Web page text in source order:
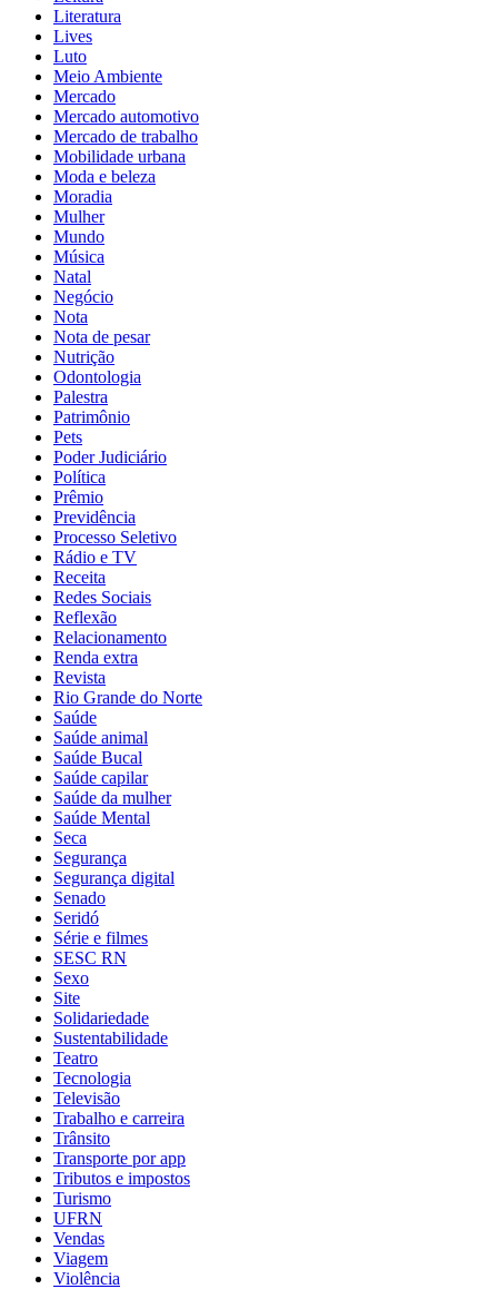
Literatura
Lives
Luto
Meio Ambiente
Mercado
Mercado automotivo
Mercado de trabalho
Mobilidade urbana
Moda e beleza
Moradia
Mulher
Mundo
Música
Natal
Negócio
Nota
Nota de pesar
Nutrição
Odontologia
Palestra
Patrimônio
Pets
Poder Judiciário
Política
Prêmio
Previdência
Processo Seletivo
Rádio e TV
Receita
Redes Sociais
Reflexão
Relacionamento
Renda extra
Revista
Rio Grande do Norte
Saúde
Saúde animal
Saúde Bucal
Saúde capilar
Saúde da mulher
Saúde Mental
Seca
Segurança
Segurança digital
Senado
Seridó
Série e filmes
SESC RN
Sexo
Site
Solidariedade
Sustentabilidade
Teatro
Tecnologia
Televisão
Trabalho e carreira
Trânsito
Transporte por app
Tributos e impostos
Turismo
UFRN
Vendas
Viagem
Violência